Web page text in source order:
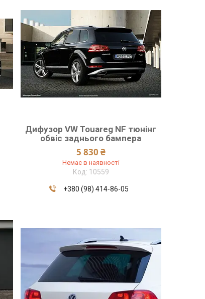
Дифузор VW Touareg NF тюнінг
обвіс заднього бампера
5 830 ₴
Немає в наявності
10559
+380 (98) 414-86-05